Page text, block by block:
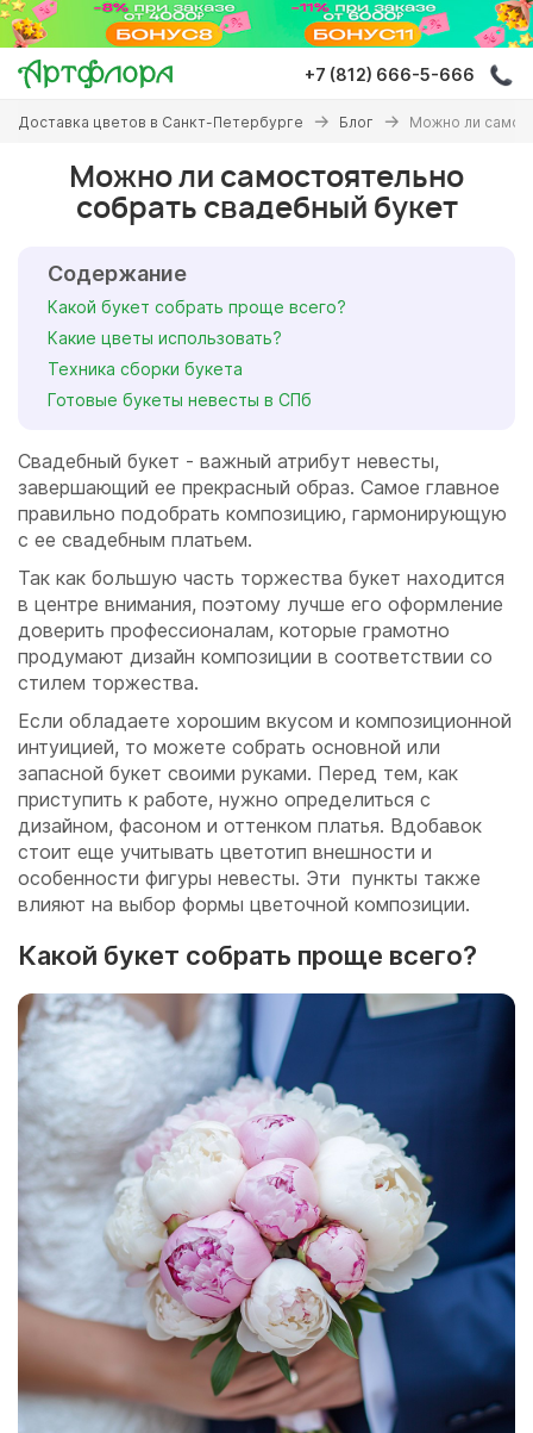
Перейти
основному
содержанию
+7 (812) 666-5-666
Вы
здесь
Доставка цветов в Санкт-Петербурге Блог Можно ли
Можно ли самостоятельно
собрать свадебный букет
Содержание
Какой букет собрать проще всего?
Какие цветы использовать?
Техника сборки букета
Готовые букеты невесты в СПб
Свадебный букет - важный атрибут невесты,
завершающий ее прекрасный образ. Самое главное
правильно подобрать композицию, гармонирующую
с ее свадебным платьем.
Так как большую часть торжества букет находится
в центре внимания, поэтому лучше его оформление
доверить профессионалам, которые грамотно
продумают дизайн композиции в соответствии со
стилем торжества.
Если обладаете хорошим вкусом и композиционной
интуицией, то можете собрать основной или
запасной букет своими руками. Перед тем, как
приступить к работе, нужно определиться с
дизайном, фасоном и оттенком платья. Вдобавок
стоит еще учитывать цветотип внешности и
особенности фигуры невесты. Эти пункты также
влияют на выбор формы цветочной композиции.
Какой букет собрать проще всего?